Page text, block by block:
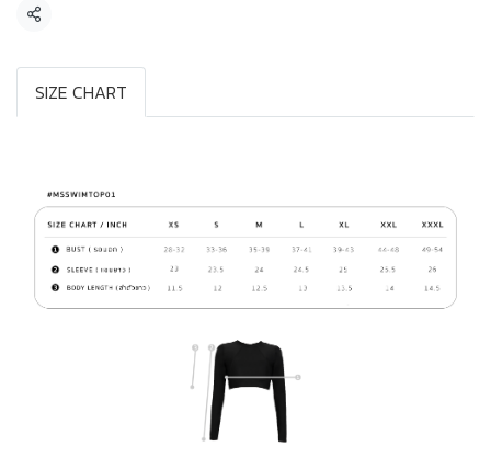
แชร์
SIZE CHART